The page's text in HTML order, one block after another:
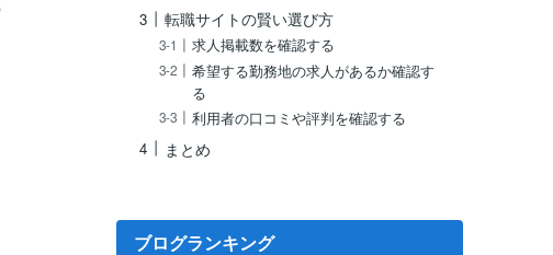
転職サイトの賢い選び方
求人掲載数を確認する
希望する勤務地の求人があるか確認す
る
利用者の口コミや評判を確認する
まとめ
ブログランキング